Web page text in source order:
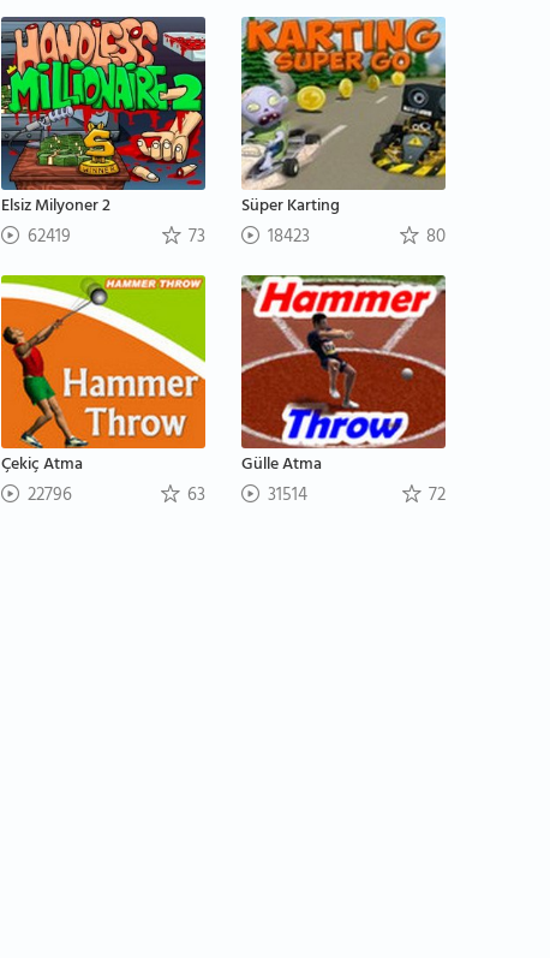
Elsiz Milyoner 2
62419 73
Süper Karting
18423 80
Çekiç Atma
22796 63
Gülle Atma
31514 72